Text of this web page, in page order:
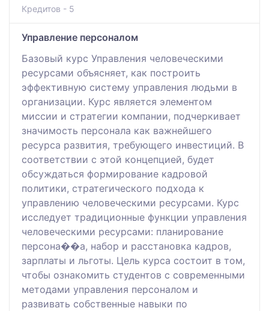
Кредитов - 5
Управление персоналом
Базовый курс Управления человеческими
ресурсами объясняет, как построить
эффективную систему управления людьми в
организации. Курс является элементом
миссии и стратегии компании, подчеркивает
значимость персонала как важнейшего
ресурса развития, требующего инвестиций. В
соответствии с этой концепцией, будет
обсуждаться формирование кадровой
политики, стратегического подхода к
управлению человеческими ресурсами. Курс
исследует традиционные функции управления
человеческими ресурсами: планирование
персона��а, набор и расстановка кадров,
зарплаты и льготы. Цель курса состоит в том,
чтобы ознакомить студентов с современными
методами управления персоналом и
развивать собственные навыки по